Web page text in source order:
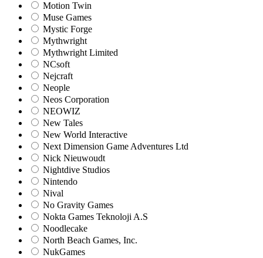
Motion Twin
Muse Games
Mystic Forge
Mythwright
Mythwright Limited
NCsoft
Nejcraft
Neople
Neos Corporation
NEOWIZ
New Tales
New World Interactive
Next Dimension Game Adventures Ltd
Nick Nieuwoudt
Nightdive Studios
Nintendo
Nival
No Gravity Games
Nokta Games Teknoloji A.S
Noodlecake
North Beach Games, Inc.
NukGames